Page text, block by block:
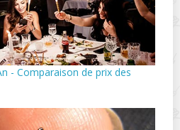
- Comparaison de prix des